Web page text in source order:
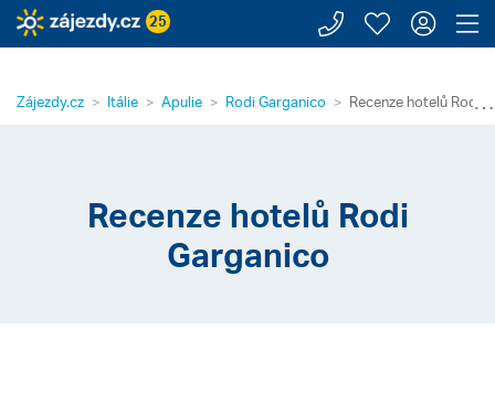
25 Zavolejte
Moje
⋯
Zájezdy.cz Itálie Apulie Rodi Garganico Recenze hotelů Rodi
Recenze hotelů Rodi
Garganico